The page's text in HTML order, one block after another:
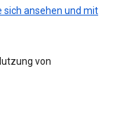
sich ansehen und mit
von